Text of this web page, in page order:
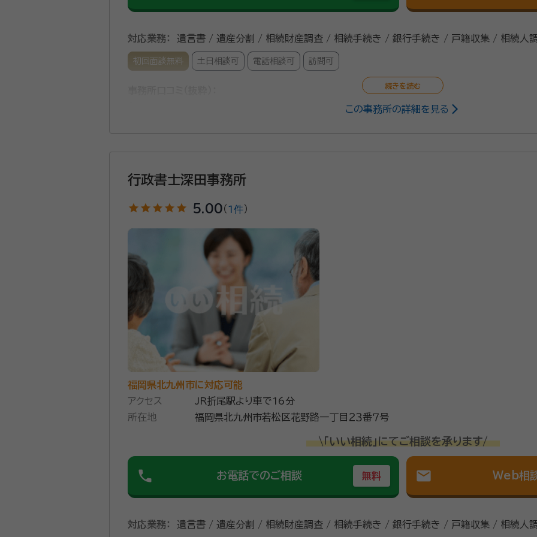
対応業務： 遺言書 / 遺産分割 / 相続財産調査 / 相続手続き / 銀行手続き / 戸籍収集 / 相続人
初回面談無料 土日相談可 電話相談可 訪問可
識を活用し、分析、解決への道をご提案致します。当事務所の代表は相続問題を10年以上研究し
所属団体：福岡県行政書士会
この事務所の詳細を見る
行政書士深田事務所
star star star star star 5.00（ 1件）
福岡県北九州市に対応可能
アクセス
JR折尾駅より車で16分
所在地
福岡県北九州市若松区花野路一丁目２３番７号
\「いい相続」にてご相談を承ります/
phone お電話でのご相談 無料 mail Web相
対応業務： 遺言書 / 遺産分割 / 相続財産調査 / 相続手続き / 銀行手続き / 戸籍収集 / 相続人